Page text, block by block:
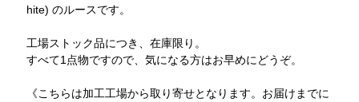
hite) のルースです。
工場ストック品につき、在庫限り。
すべて1点物ですので、気になる方はお早めにどうぞ。
《こちらは加工工場から取り寄せとなります。お届けまでに